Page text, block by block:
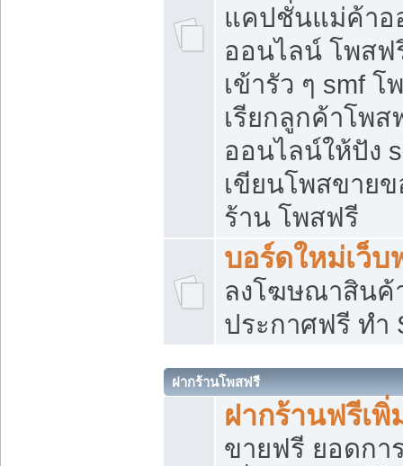
แคปชั่นแม่ค้า
ออนไลน์ โพสฟ
เข้ารัว ๆ smf
เรียกลูกค้าโพส
ออนไลน์ให้ปัง
เขียนโพสขาย
ร้าน โพสฟรี
บอร์ดใหม่เว็บ
ลงโฆษณาสิน
ประกาศฟรี ทำ
ฝากร้านโพสฟรี
ฝากร้านฟรีเ
ขายฟรี ยอดกา